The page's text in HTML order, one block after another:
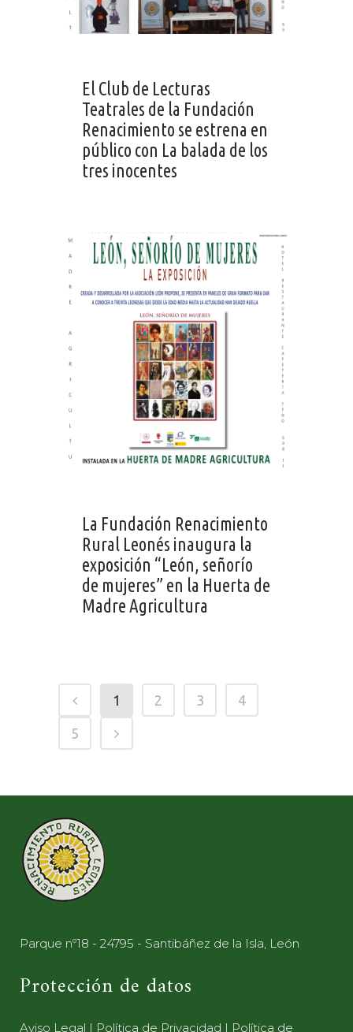
El Club de Lecturas
Teatrales de la Fundación
Renacimiento se estrena en
público con La balada de los
tres inocentes
La Fundación Renacimiento
Rural Leonés inaugura la
exposición “León, señorío
de mujeres” en la Huerta de
Madre Agricultura
1 2 3 4
5
Parque nº18 - 24795 - Santibáñez de la Isla, León
Protección de datos
Aviso Legal | Política de Privacidad | Política de